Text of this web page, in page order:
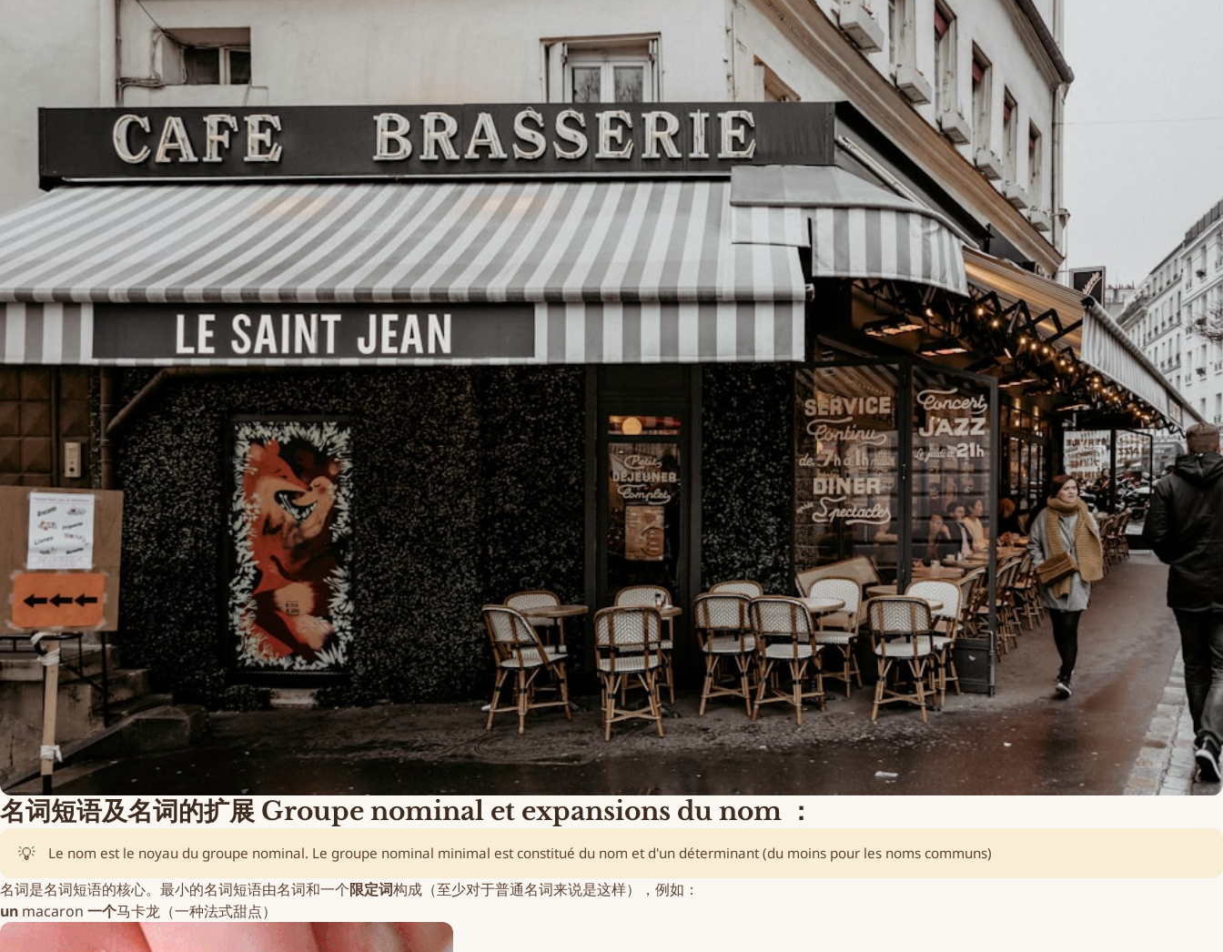
名词短语及名词的扩展 Groupe nominal et expansions du nom ：
💡 Le nom est le noyau du groupe nominal. Le groupe nominal minimal est constitué du nom et d'un déterminant(du moins pour les noms communs)
名词是名词短语的核心。最小的名词短语由名词和一个限定词构成（至少对于普通名词来说是这样），例如：
un macaron 一个马卡龙（一种法式甜点）